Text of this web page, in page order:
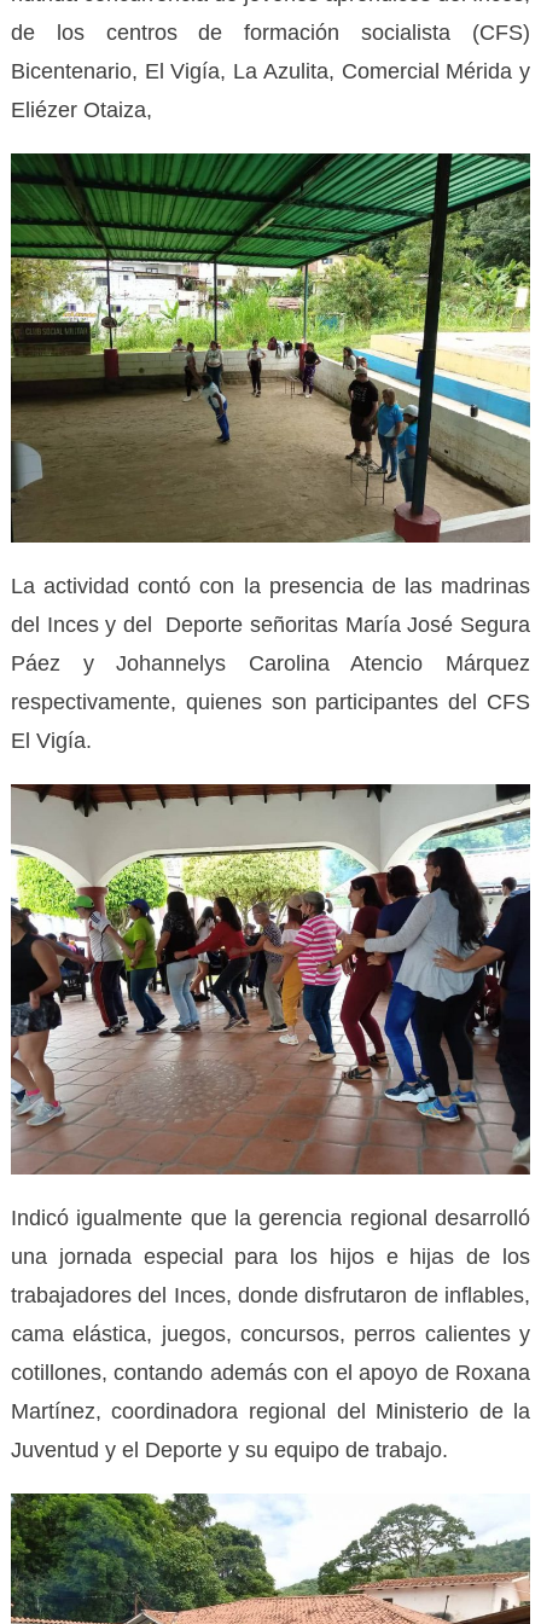
de los centros de formación socialista (CFS)
Bicentenario, El Vigía, La Azulita, Comercial Mérida y
Eliézer Otaiza,
La actividad contó con la presencia de las madrinas
del Inces y del Deporte señoritas María José Segura
Páez y Johannelys Carolina Atencio Márquez
respectivamente, quienes son participantes del CFS
El Vigía.
Indicó igualmente que la gerencia regional desarrolló
una jornada especial para los hijos e hijas de los
trabajadores del Inces, donde disfrutaron de inflables,
cama elástica, juegos, concursos, perros calientes y
cotillones, contando además con el apoyo de Roxana
Martínez, coordinadora regional del Ministerio de la
Juventud y el Deporte y su equipo de trabajo.